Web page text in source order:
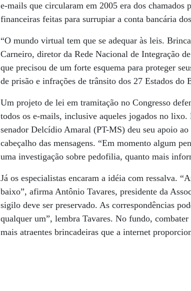
e-mails que circularam em 2005 era dos chamados
financeiras feitas para surrupiar a conta bancária
“O mundo virtual tem que se adequar às leis.
Carneiro, diretor da Rede Nacional de Integração
que precisou de um forte esquema para proteger
de prisão e infrações de trânsito dos 27 Estados do
Um projeto de lei em tramitação no Congresso
todos os e-mails, inclusive aqueles jogados no
senador Delcídio Amaral (PT-MS) deu seu apoio
cabeçalho das mensagens. “Em momento algum
uma investigação sobre pedofilia, quanto mais
Já os especialistas encaram a idéia com ressalva.
baixo”, afirma Antônio Tavares, presidente da
sigilo deve ser preservado. As correspondências
qualquer um”, lembra Tavares. No fundo,
mais atraentes brincadeiras que a internet